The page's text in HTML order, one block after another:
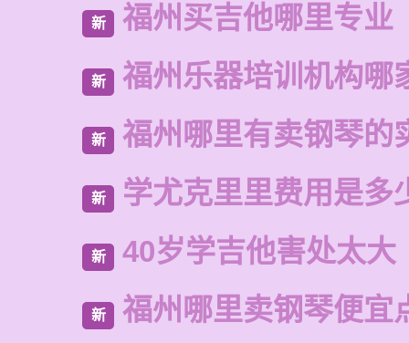
新 福州买吉他哪里专业
新 福州乐器培训机构哪
新 福州哪里有卖钢琴的
新 学尤克里里费用是多
新 40岁学吉他害处太大
新 福州哪里卖钢琴便宜